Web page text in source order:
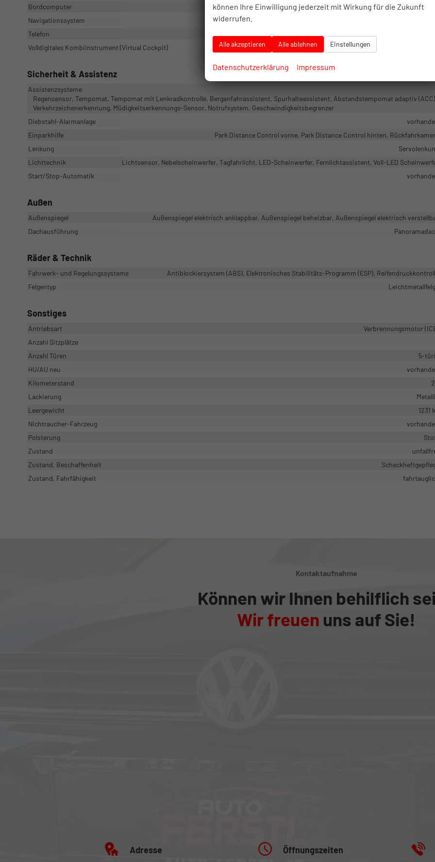
Bordcomputer
Navigationssystem
Telefon
Volldigitales Kombiinstrument (Virtual Cockpit)
Sicherheit & Assistenz
Assistenzsysteme
Regensensor, Tempomat, Tempomat mit Lenkradkontrolle, Berganfahrassistent, Spurhalteassistent, Abstandstempomat adaptiv
Verkehrzeichenerkennung, Müdigkeitserkennungs-Sensor, Notrufsystem, Geschwindigkeitsbegrenzer
Diebstahl-Alarmanlage
Einparkhilfe
Park Distance Control vorne, Park Distance Control hinten,
Lenkung
Lichttechnik
Lichtsensor, Nebelscheinwerfer, Tagfahrlicht, LED-Scheinwerfer, Fernlichtassistent, Voll-LED
Start/Stop-Automatik
Außen
Außenspiegel
Außenspiegel elektrisch anklappbar, Außenspiegel beheizbar, Außenspiegel elektrisch
Dachausführung
Räder & Technik
Fahrwerk- und Regelungssysteme
Antiblockiersystem (ABS), Elektronisches Stabilitäts-Programm (ESP),
Felgentyp
Sonstiges
Antriebsart
Verbrennungsmotor
Anzahl Sitzplätze
Anzahl Türen
5-
HU/AU neu
Kilometerstand
Lackierung
Leergewicht
1231
Nichtraucher-Fahrzeug
Polsterung
Zustand
Zustand, Beschaffenheit
Zustand, Fahrfähigkeit
Kontaktaufnahme
Können wir Ihnen behilflich
Wir freuen uns auf Sie!
Adresse Öffnungszeiten
können Ihre Einwilligung jederzeit mit Wirkung für die Zukunft
widerrufen.
Alle akzeptieren Alle ablehnen Einstellungen
Datenschutzerklärung Impressum